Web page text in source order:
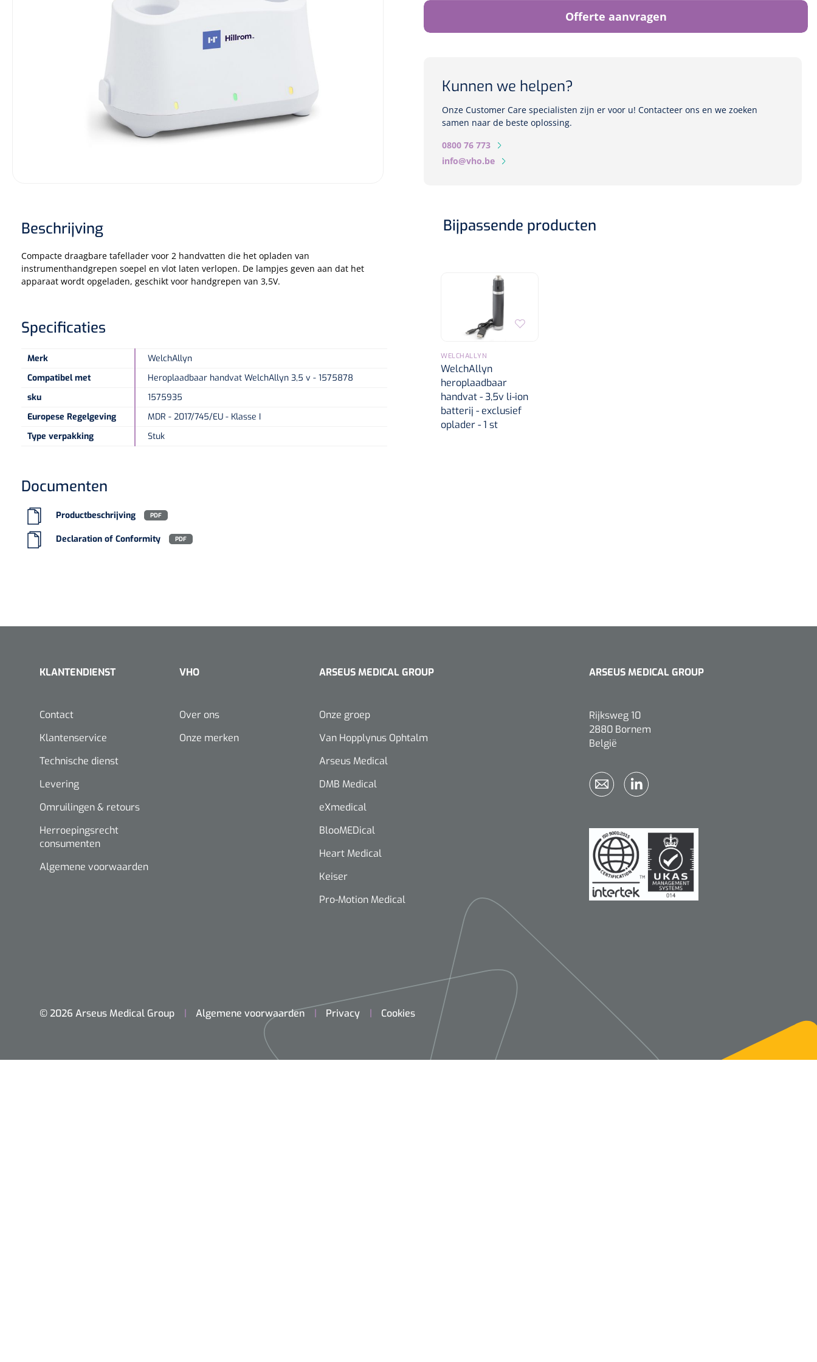
Beschrijving
Compacte draagbare tafellader voor 2 handvatten die het opladen van
instrumenthandgrepen soepel en vlot laten verlopen. De lampjes geven aan dat het
apparaat wordt opgeladen, geschikt voor handgrepen van 3,5V.
Specificaties
Merk
WelchAllyn
Compatibel met
Heroplaadbaar handvat WelchAllyn 3,5 v - 1575878
sku
1575935
Europese Regelgeving
MDR - 2017/745/EU - Klasse I
Type verpakking
Stuk
Documenten
Productbeschrijving PDF
Declaration of Conformity PDF
Offerte aanvragen
Kunnen we helpen?
Onze Customer Care specialisten zijn er voor u! Contacteer ons en we zoeken
samen naar de beste oplossing.
0800 76 773
info@vho.be
Bijpassende producten
WELCHALLYN
WelchAllyn
heroplaadbaar
handvat - 3,5v li-ion
batterij - exclusief
oplader - 1 st
KLANTENDIENST
Contact
Klantenservice
Technische dienst
Levering
Omruilingen & retours
Herroepingsrecht
consumenten
Algemene voorwaarden
VHO
Over ons
Onze merken
ARSEUS MEDICAL GROUP
Onze groep
Van Hopplynus Ophtalm
Arseus Medical
DMB Medical
eXmedical
BlooMEDical
Heart Medical
Keiser
Pro-Motion Medical
ARSEUS MEDICAL GROUP
Rijksweg 10
2880 Bornem
België
© 2026 Arseus Medical Group Algemene voorwaarden Privacy Cookies